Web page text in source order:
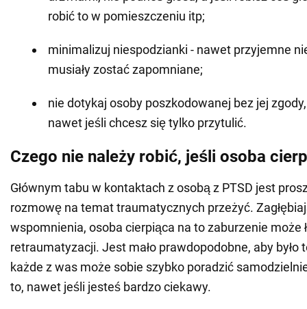
robić to w pomieszczeniu itp;
minimalizuj niespodzianki - nawet przyjemne
musiały zostać zapomniane;
nie dotykaj osoby poszkodowanej bez jej
nawet jeśli chcesz się tylko przytulić.
Czego nie należy robić, jeśli osoba
Głównym tabu w kontaktach z osobą z PTSD jest
rozmowę na temat traumatycznych przeżyć.
wspomnienia, osoba cierpiąca na to zaburzenie może
retraumatyzacji. Jest mało prawdopodobne, aby było
każde z was może sobie szybko poradzić
to, nawet jeśli jesteś bardzo ciekawy.